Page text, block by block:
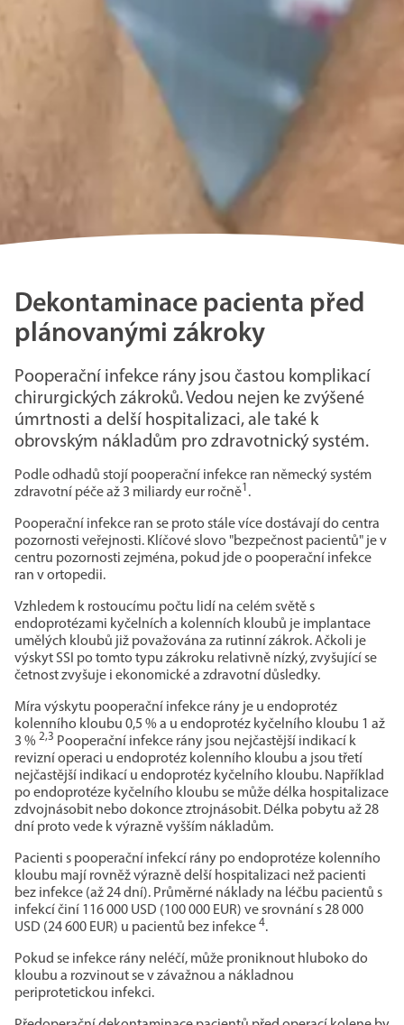
Dekontaminace pacienta před
plánovanými zákroky
Pooperační infekce rány jsou častou komplikací
chirurgických zákroků. Vedou nejen ke zvýšené
úmrtnosti a delší hospitalizaci, ale také k
obrovským nákladům pro zdravotnický systém.
Podle odhadů stojí pooperační infekce ran německý systém
zdravotní péče až 3 miliardy eur ročně1 .
Pooperační infekce ran se proto stále více dostávají do centra
pozornosti veřejnosti. Klíčové slovo "bezpečnost pacientů" je v
centru pozornosti zejména, pokud jde o pooperační infekce
ran v ortopedii.
Vzhledem k rostoucímu počtu lidí na celém světě s
endoprotézami kyčelních a kolenních kloubů je implantace
umělých kloubů již považována za rutinní zákrok. Ačkoli je
výskyt SSI po tomto typu zákroku relativně nízký, zvyšující se
četnost zvyšuje i ekonomické a zdravotní důsledky.
Míra výskytu pooperační infekce rány je u endoprotéz
kolenního kloubu 0,5 % a u endoprotéz kyčelního kloubu 1 až
3 % 2,3 Pooperační infekce rány jsou nejčastější indikací k
revizní operaci u endoprotéz kolenního kloubu a jsou třetí
nejčastější indikací u endoprotéz kyčelního kloubu. Například
po endoprotéze kyčelního kloubu se může délka hospitalizace
zdvojnásobit nebo dokonce ztrojnásobit. Délka pobytu až 28
dní proto vede k výrazně vyšším nákladům.
Pacienti s pooperační infekcí rány po endoprotéze kolenního
kloubu mají rovněž výrazně delší hospitalizaci než pacienti
bez infekce (až 24 dní). Průměrné náklady na léčbu pacientů s
infekcí činí 116 000 USD (100 000 EUR) ve srovnání s 28 000
USD (24 600 EUR) u pacientů bez infekce 4.
Pokud se infekce rány neléčí, může proniknout hluboko do
kloubu a rozvinout se v závažnou a nákladnou
periprotetickou infekci.